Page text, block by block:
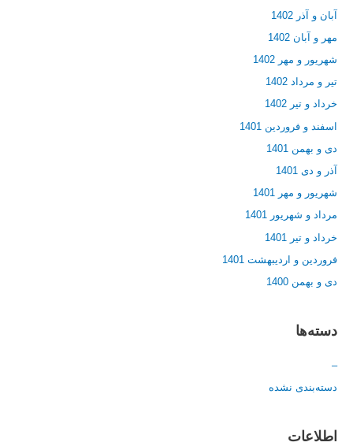
آبان و آذر 1402
مهر و آبان 1402
شهریور و مهر 1402
تیر و مرداد 1402
خرداد و تیر 1402
اسفند و فروردین 1401
دی و بهمن 1401
آذر و دی 1401
شهریور و مهر 1401
مرداد و شهریور 1401
خرداد و تیر 1401
فروردین و اردیبهشت 1401
دی و بهمن 1400
دسته‌ها
–
دسته‌بندی نشده
اطلاعات